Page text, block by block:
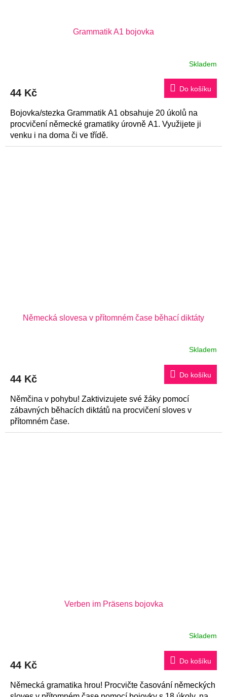
Grammatik A1 bojovka
je
5,0
5
hvězdiček.
Skladem
44 Kč Do košíku
Bojovka/stezka Grammatik A1 obsahuje 20 úkolů na
procvičení německé gramatiky úrovně A1. Využijete ji
venku i na doma či ve třídě.
Německá slovesa v přítomném čase běhací diktáty
Skladem
44 Kč Do košíku
Němčina v pohybu! Zaktivizujete své žáky pomocí
zábavných běhacích diktátů na procvičení sloves v
přítomném čase.
Verben im Präsens bojovka
Skladem
44 Kč Do košíku
Německá gramatika hrou! Procvičte časování německých